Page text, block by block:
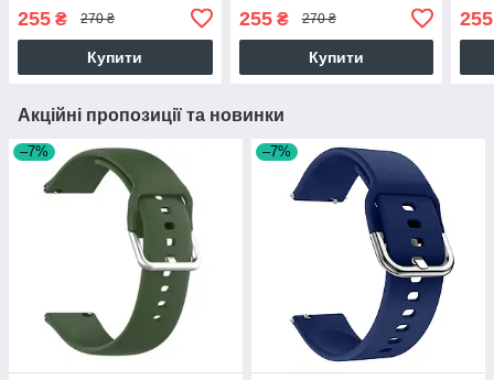
255 ₴ 270 ₴
Купити
255₴ 270 ₴
Купити
255
Акційні пропозиції та новинки
–7% –7%